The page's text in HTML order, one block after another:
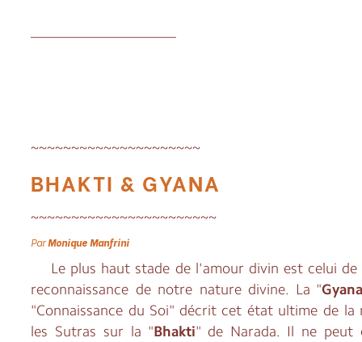
~~~~~~~~~~~~~~~~~~~~~
BHAKTI & GYANA
~~~~~~~~~~~~~~~~~~~~~~~
ParMonique Manfrini
Le plus haut stade de l'amour divin est celui
reconnaissance de notre nature divine. La "
"Connaissance du Soi" décrit cet état ultime de la
les Sutras sur la "Bhakti" de Narada. Il ne peut